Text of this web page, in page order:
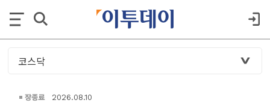
장종료 2026.08.10